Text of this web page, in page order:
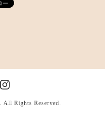
. All Rights Reserved.